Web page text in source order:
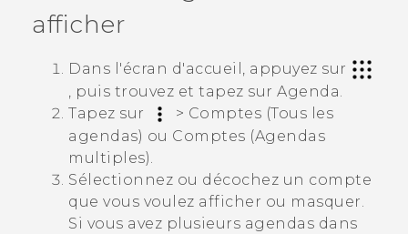
VIVERSE
Appareils HTC & Accessoires
Achat & Règlement Questions
afficher
Dans l'écran d'accueil, appuyez sur
, puis trouvez et tapez sur Agenda.
Tapez sur
> Comptes (Tous les
agendas) ou Comptes (Agendas
multiples).
Sélectionnez ou décochez un compte
que vous voulez afficher ou masquer.
Si vous avez plusieurs agendas dans